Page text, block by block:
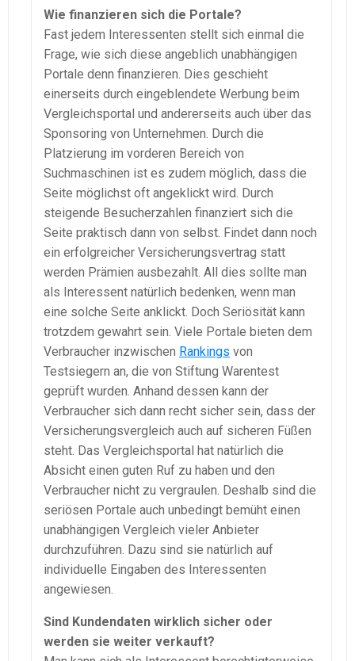
Wie finanzieren sich die Portale?
Fast jedem Interessenten stellt sich einmal die
Frage, wie sich diese angeblich unabhängigen
Portale denn finanzieren. Dies geschieht
einerseits durch eingeblendete Werbung beim
Vergleichsportal und andererseits auch über das
Sponsoring von Unternehmen. Durch die
Platzierung im vorderen Bereich von
Suchmaschinen ist es zudem möglich, dass die
Seite möglichst oft angeklickt wird. Durch
steigende Besucherzahlen finanziert sich die
Seite praktisch dann von selbst. Findet dann noch
ein erfolgreicher Versicherungsvertrag statt
werden Prämien ausbezahlt. All dies sollte man
als Interessent natürlich bedenken, wenn man
eine solche Seite anklickt. Doch Seriösität kann
trotzdem gewahrt sein. Viele Portale bieten dem
Verbraucher inzwischen Rankings von
Testsiegern an, die von Stiftung Warentest
geprüft wurden. Anhand dessen kann der
Verbraucher sich dann recht sicher sein, dass der
Versicherungsvergleich auch auf sicheren Füßen
steht. Das Vergleichsportal hat natürlich die
Absicht einen guten Ruf zu haben und den
Verbraucher nicht zu vergraulen. Deshalb sind die
seriösen Portale auch unbedingt bemüht einen
unabhängigen Vergleich vieler Anbieter
durchzuführen. Dazu sind sie natürlich auf
individuelle Eingaben des Interessenten
angewiesen.
Sind Kundendaten wirklich sicher oder
werden sie weiter verkauft?